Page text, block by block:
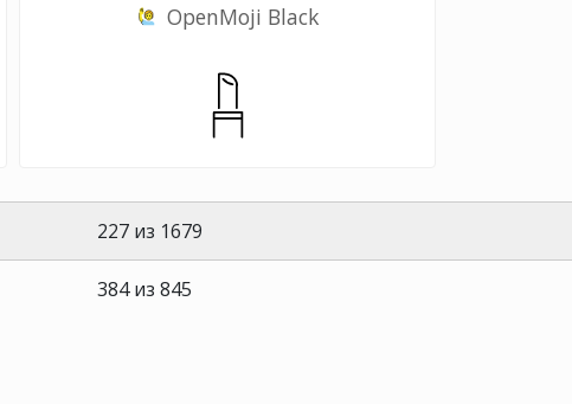
OpenMoji Black
227 из 1679
384 из 845